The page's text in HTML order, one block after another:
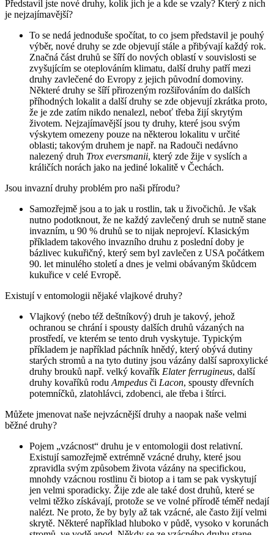
Představil jste nové druhy, kolik jich je a kde se vzaly? Který z nich
je nejzajímavější?
To se nedá jednoduše spočítat, to co jsem představil je pouhý
výběr, nové druhy se zde objevují stále a přibývají každý rok.
Značná část druhů se šíří do nových oblastí v souvislosti se
zvyšujícím se oteplováním klimatu, další druhy patří mezi
druhy zavlečené do Evropy z jejich původní domoviny.
Některé druhy se šíří přirozeným rozšiřováním do dalších
příhodných lokalit a další druhy se zde objevují zkrátka proto,
že je zde zatím nikdo nenalezl, neboť třeba žijí skrytým
životem. Nejzajímavější jsou ty druhy, které jsou svým
výskytem omezeny pouze na některou lokalitu v určité
oblasti; takovým druhem je např. na Radouči nedávno
nalezený druh Trox eversmanii, který zde žije v syslích a
králičích norách jako na jediné lokalitě v Čechách.
Jsou invazní druhy problém pro naši přírodu?
Samozřejmě jsou a to jak u rostlin, tak u živočichů. Je však
nutno podotknout, že ne každý zavlečený druh se nutně stane
invazním, u 90 % druhů se to nijak neprojeví. Klasickým
příkladem takového invazního druhu z poslední doby je
bázlivec kukuřičný, který sem byl zavlečen z USA počátkem
90. let minulého století a dnes je velmi obávaným škůdcem
kukuřice v celé Evropě.
Existují v entomologii nějaké vlajkové druhy?
Vlajkový (nebo též deštníkový) druh je takový, jehož
ochranou se chrání i spousty dalších druhů vázaných na
prostředí, ve kterém se tento druh vyskytuje. Typickým
příkladem je například páchník hnědý, který obývá dutiny
starých stromů a na tyto dutiny jsou vázány další saproxylické
druhy brouků např. velký kovařík Elater ferrugineus, další
druhy kovaříků roduAmpedus či Lacon, spousty dřevních
potemníčků, zlatohlávci, zdobenci, ale třeba i štírci.
Můžete jmenovat naše nejvzácnější druhy a naopak naše velmi
běžné druhy?
Pojem „vzácnost“ druhu je v entomologii dost relativní.
Existují samozřejmě extrémně vzácné druhy, které jsou
zpravidla svým způsobem života vázány na specifickou,
mnohdy vzácnou rostlinu či biotop a i tam se pak vyskytují
jen velmi sporadicky. Žije zde ale také dost druhů, které se
velmi těžko získávají, protože se ve volné přírodě téměř nedají
nalézt. Ne proto, že by byly až tak vzácné, ale často žijí velmi
skrytě. Některé například hluboko v půdě, vysoko v korunách